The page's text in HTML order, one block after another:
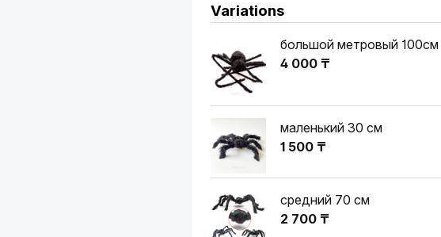
Variations
большой метровый 100см
4 000 ₸
маленький 30 см
1 500 ₸
средний 70 см
2 700 ₸